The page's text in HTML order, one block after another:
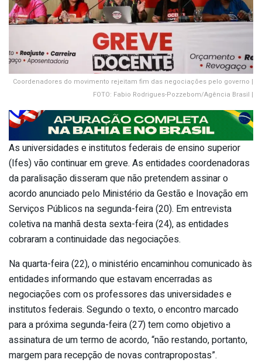
Coordenadores do movimento rejeitam fim das negociações pelo governo |
FOTO: Fabio Rodrigues-Pozzebom/Agência Brasil |
As universidades e institutos federais de ensino superior
(Ifes) vão continuar em greve. As entidades coordenadoras
da paralisação disseram que não pretendem assinar o
acordo anunciado pelo Ministério da Gestão e Inovação em
Serviços Públicos na segunda-feira (20). Em entrevista
coletiva na manhã desta sexta-feira (24), as entidades
cobraram a continuidade das negociações.
Na quarta-feira (22), o ministério encaminhou comunicado às
entidades informando que estavam encerradas as
negociações com os professores das universidades e
institutos federais. Segundo o texto, o encontro marcado
para a próxima segunda-feira (27) tem como objetivo a
assinatura de um termo de acordo, “não restando, portanto,
margem para recepção de novas contrapropostas”.